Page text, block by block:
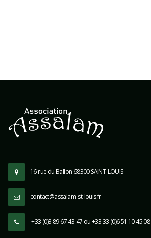
16 rue du Ballon 68300 SAINT-LOUIS
contact@assalam-st-louis.fr
+33 (0)3 89 67 43 47 ou +33 33 (0)6 51 10 45 08